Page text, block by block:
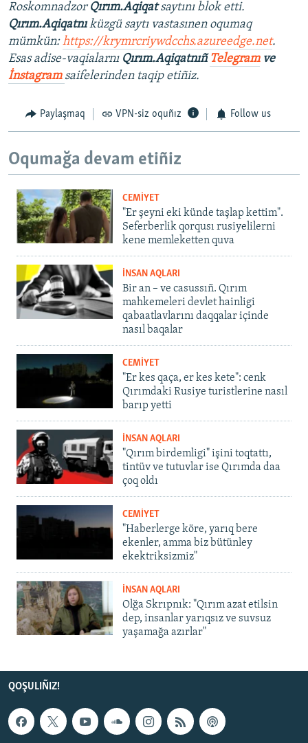
Roskomnadzor Qırım.Aqiqatsaytını blok etti.
Qırım.Aqiqatnıküzgü saytı vastasınen oqumaq
mümkün:https://krymrcriywdcchs.azureedge.net.
Esas adise-vaqialarnı Qırım.Aqiqatnıñ Telegramve
İnstagram saifelerinden taqip etiñiz.
Paylaşmaq VPN-siz oquñız Follow us
Oqumağa devam etiñiz
CEMİYET
"Er şeyni eki künde taşlap kettim".
Seferberlik qorqusı rusiyelilerni
kene memleketten quva
İNSAN AQLARI
Bir an – ve casussıñ. Qırım
mahkemeleri devlet hainligi
qabaatlavlarını daqqalar içinde
nasıl baqalar
CEMİYET
"Er kes qaça, er kes kete": cenk
Qırımdaki Rusiye turistlerine nasıl
barıp yetti
İNSAN AQLARI
"Qırım birdemligi" işini toqtattı,
tintüv ve tutuvlar ise Qırımda daa
çoq oldı
CEMİYET
"Haberlerge köre, yarıq bere
ekenler, amma biz bütünley
ekektriksizmiz"
İNSAN AQLARI
Olğa Skrıpnık: "Qırım azat etilsin
dep, insanlar yarıqsız ve suvsuz
yaşamağa azırlar"
QOŞULIÑIZ!